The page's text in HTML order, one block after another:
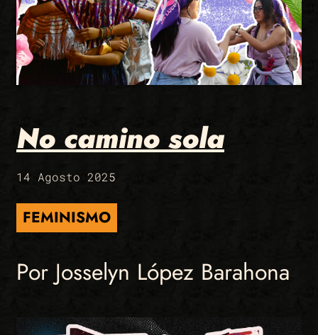
No camino sola
14 Agosto 2025
FEMINISMO
Por Josselyn López Barahona